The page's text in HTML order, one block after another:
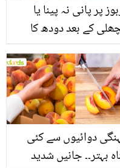
پر پانی نہ پینا یا
کے بعد دودھ کا
متعلق غلط فہمیوں کی
کیا ہے اور افواہ
دوائیوں سے کئی
بہتر۔۔ جانیں شدید